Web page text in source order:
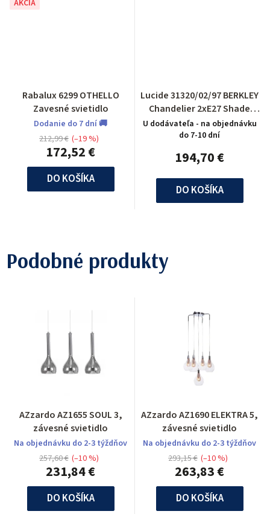
AKCIA
Rabalux 6299 OTHELLO
Zavesné svietidlo
Dodanie do 7 dní 🚚
172,52 €
212,99 € (–19 %)
DO KOŠÍKA
Lucide 31320/02/97 BERKLEY
Chandelier 2xE27 Shade
Metal Rust
U dodávateľa - na objednávku
do 7-10 dní
194,70 €
DO KOŠÍKA
Podobné produkty
AZzardo AZ1655 SOUL 3,
závesné svietidlo
Na objednávku do 2-3 týždňov
231,84 €
257,60 € (–10 %)
DO KOŠÍKA
AZzardo AZ1690 ELEKTRA 5,
závesné svietidlo
Na objednávku do 2-3 týždňov
263,83 €
293,15 € (–10 %)
DO KOŠÍKA